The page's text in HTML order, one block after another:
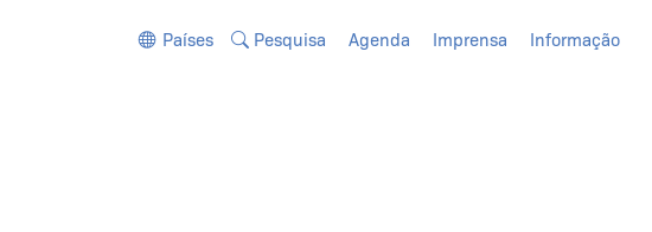
Países Pesquisa Agenda Imprensa Informação